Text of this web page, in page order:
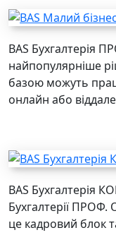
BAS Бухгалтерія
найпопулярніше
базою можуть
онлайн або
BAS Бухгалтерія
Бухгалтерії ПРОФ.
це кадровий блок